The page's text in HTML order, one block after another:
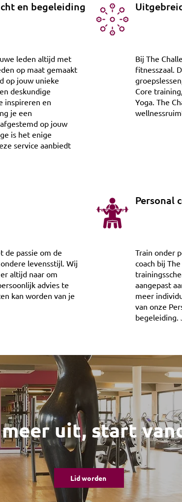
en begeleiding
leden altijd met
op maat gemaakt
op jouw unieke
deskundige
inspireren en
je een
op jouw
is het enige
service aanbiedt
de passie om de
levensstijl. Wij
altijd naar om
advies te
kan worden van je
Bij The
fitnesszaal.
Core
Yoga. The
Personal
Train onder
coach bij
aangepast
meer
van onze
begeleiding.
uit, start
Lid worden